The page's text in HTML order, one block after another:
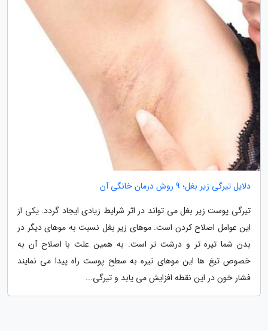
دلایل تیرگی زیر بغل؛ 9 روش درمان خانگی آن
تیرگی پوست زیر بغل می تواند در اثر شرایط زیادی ایجاد گردد. یکی از
این عوامل اصلاح کردن است. موهای زیر بغل نسبت به موهای دیگر در
بدن شما تیره تر و درشت تر است. به همین علت با اصلاح آن به
خصوص تیغ ها این موهای تیره به سطح پوست راه پیدا می نمایند
فشار خون در این نقطه افزایش می یابد و تیرگی...